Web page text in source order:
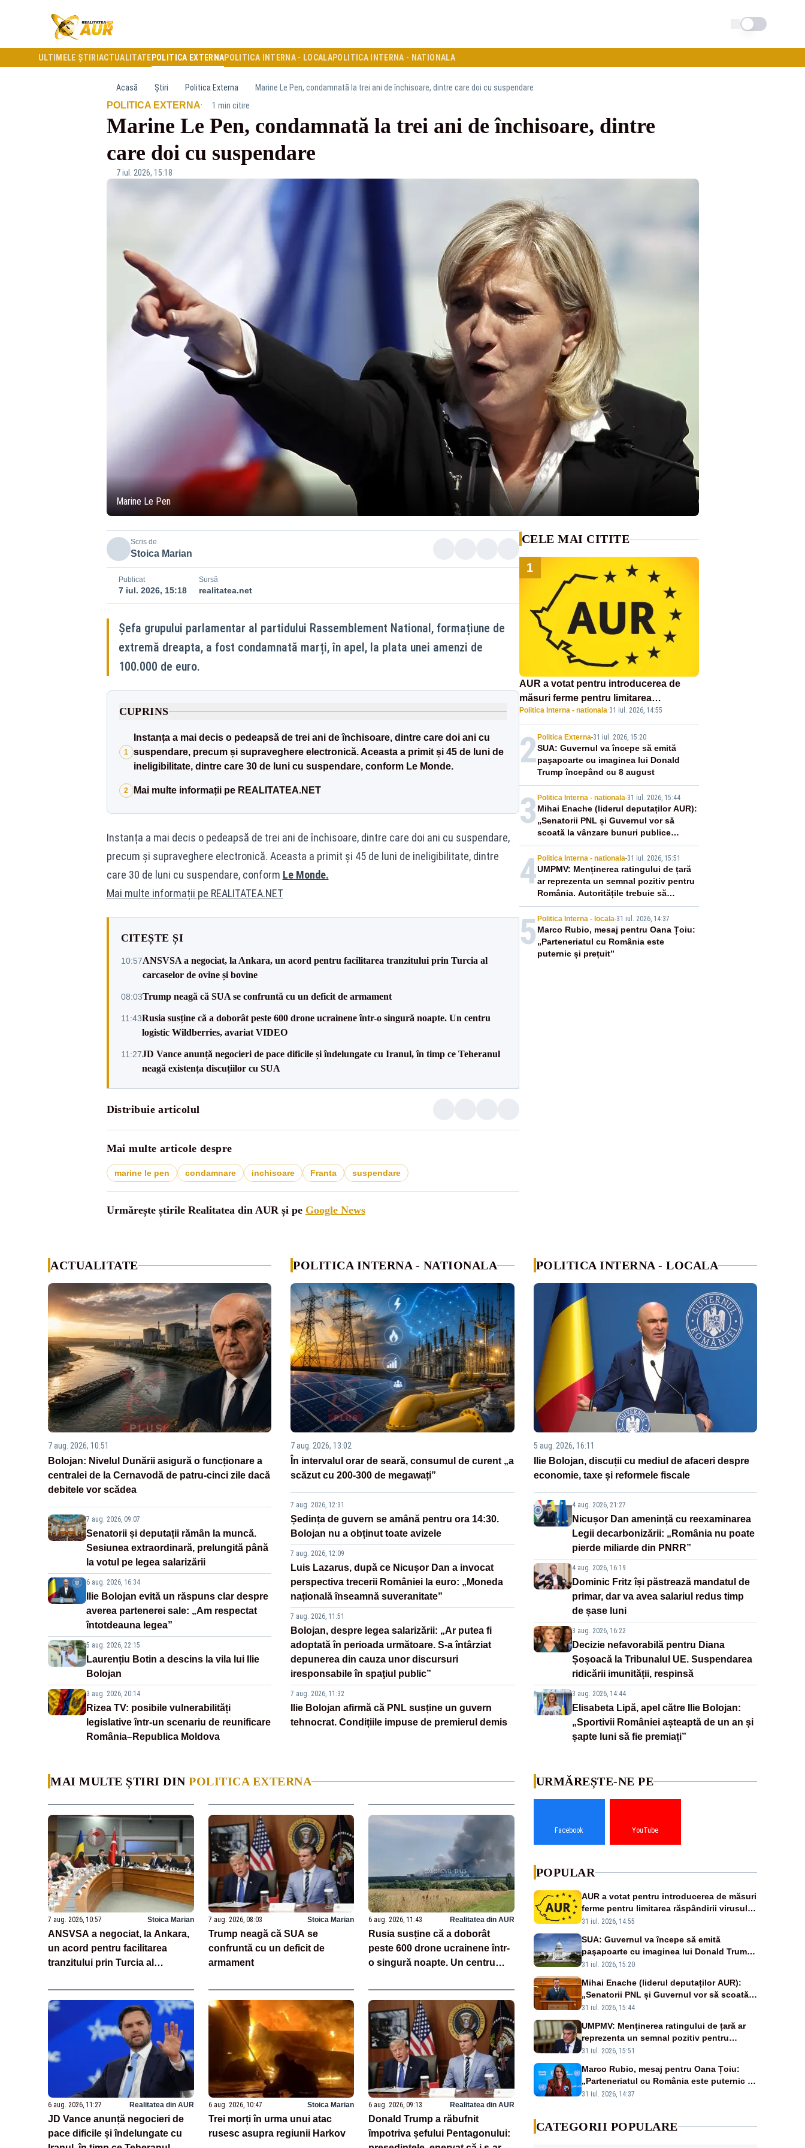
Schimba tema
ULTIMELE ȘTIRI ACTUALITATE POLITICA EXTERNAPOLITICA INTERNA - LOCALAPOLITICA INTERNA - NATIONALA
Acasă Știri Politica Externa Marine Le Pen, condamnată la trei ani de închisoare, dintre care doi cu suspendare
POLITICA EXTERNA· 1 min citire
Marine Le Pen, condamnată la trei ani de închisoare, dintre
care doi cu suspendare
7 iul. 2026, 15:18
Marine Le Pen
Scris de
Stoica Marian
Publicat
7 iul. 2026, 15:18
Sursă
realitatea.net
Șefa grupului parlamentar al partidului Rassemblement National, formațiune de
extremă dreapta, a fost condamnată marți, în apel, la plata unei amenzi de
100.000 de euro.
CUPRINS
1
Instanța a mai decis o pedeapsă de trei ani de închisoare, dintre care doi ani cu
suspendare, precum și supraveghere electronică. Aceasta a primit și 45 de luni de
ineligibilitate, dintre care 30 de luni cu suspendare, conform Le Monde.
2 Mai multe informații pe REALITATEA.NET
Instanța a mai decis o pedeapsă de trei ani de închisoare, dintre care doi ani cu suspendare,
precum și supraveghere electronică. Aceasta a primit și 45 de luni de ineligibilitate, dintre
care 30 de luni cu suspendare, conform Le Monde.
Mai multe informații pe REALITATEA.NET
CITEȘTE ȘI
10:57ANSVSA a negociat, la Ankara, un acord pentru facilitarea tranzitului prin Turcia al
carcaselor de ovine și bovine
08:03Trump neagă că SUA se confruntă cu un deficit de armament
11:43Rusia susține că a doborât peste 600 drone ucrainene într-o singură noapte. Un centru
logistic Wildberries, avariat VIDEO
11:27JD Vance anunță negocieri de pace dificile și îndelungate cu Iranul, în timp ce Teheranul
neagă existența discuțiilor cu SUA
Distribuie articolul
Mai multe articole despre
marine le pen condamnare inchisoare Franta suspendare
Urmărește știrile Realitatea din AUR și pe Google News
CELE MAI CITITE
1
AUR a votat pentru introducerea de
măsuri ferme pentru limitarea
răspândirii virusului pestei porcine
africane
Politica Interna - nationala·31 iul. 2026, 14:55
2 Politica Externa-31 iul. 2026, 15:20
SUA: Guvernul va începe să emită
paşapoarte cu imaginea lui Donald
Trump începând cu 8 august
3 Politica Interna - nationala-31 iul. 2026, 15:44
Mihai Enache (liderul deputaților AUR):
„Senatorii PNL și Guvernul vor să
scoată la vânzare bunuri publice
pentru a stinge datoriile pentru
vaccinurile Pfizer!”
4 Politica Interna - nationala-31 iul. 2026, 15:51
UMPMV: Menținerea ratingului de țară
ar reprezenta un semnal pozitiv pentru
România. Autoritățile trebuie să
continue consolidarea stabilității
economice și financiare
5 Politica Interna - locala-31 iul. 2026, 14:37
Marco Rubio, mesaj pentru Oana Țoiu:
„Parteneriatul cu România este
puternic și prețuit”
ACTUALITATE
7 aug. 2026, 10:51
Bolojan: Nivelul Dunării asigură o funcționare a
centralei de la Cernavodă de patru-cinci zile dacă
debitele vor scădea
7 aug. 2026, 09:07
Senatorii și deputații rămân la muncă.
Sesiunea extraordinară, prelungită până
la votul pe legea salarizării
6 aug. 2026, 16:34
Ilie Bolojan evită un răspuns clar despre
averea partenerei sale: „Am respectat
întotdeauna legea”
5 aug. 2026, 22:15
Laurențiu Botin a descins la vila lui Ilie
Bolojan
3 aug. 2026, 20:14
Rizea TV: posibile vulnerabilități
legislative într-un scenariu de reunificare
România–Republica Moldova
POLITICA INTERNA - NATIONALA
7 aug. 2026, 13:02
În intervalul orar de seară, consumul de curent „a
scăzut cu 200-300 de megawați”
7 aug. 2026, 12:31
Ședința de guvern se amână pentru ora 14:30.
Bolojan nu a obținut toate avizele
7 aug. 2026, 12:09
Luis Lazarus, după ce Nicușor Dan a invocat
perspectiva trecerii României la euro: „Moneda
națională înseamnă suveranitate”
7 aug. 2026, 11:51
Bolojan, despre legea salarizării: „Ar putea fi
adoptată în perioada următoare. S-a întârziat
depunerea din cauza unor discursuri
iresponsabile în spaţiul public”
7 aug. 2026, 11:32
Ilie Bolojan afirmă că PNL susține un guvern
tehnocrat. Condițiile impuse de premierul demis
POLITICA INTERNA - LOCALA
5 aug. 2026, 16:11
Ilie Bolojan, discuții cu mediul de afaceri despre
economie, taxe și reformele fiscale
4 aug. 2026, 21:27
Nicușor Dan amenință cu reexaminarea
Legii decarbonizării: „România nu poate
pierde miliarde din PNRR”
4 aug. 2026, 16:19
Dominic Fritz își păstrează mandatul de
primar, dar va avea salariul redus timp
de șase luni
3 aug. 2026, 16:22
Decizie nefavorabilă pentru Diana
Șoșoacă la Tribunalul UE. Suspendarea
ridicării imunității, respinsă
3 aug. 2026, 14:44
Elisabeta Lipă, apel către Ilie Bolojan:
„Sportivii României așteaptă de un an și
șapte luni să fie premiați”
MAI MULTE ȘTIRI DIN POLITICA EXTERNA
7 aug. 2026, 10:57 Stoica Marian
ANSVSA a negociat, la Ankara,
un acord pentru facilitarea
tranzitului prin Turcia al
7 aug. 2026, 08:03 Stoica Marian
Trump neagă că SUA se
confruntă cu un deficit de
armament
6 aug. 2026, 11:43 Realitatea din AUR
Rusia susține că a doborât
peste 600 drone ucrainene într-
o singură noapte. Un centru
VIDEO
6 aug. 2026, 11:27 Realitatea din AUR
JD Vance anunță negocieri de
pace dificile și îndelungate cu
6 aug. 2026, 10:47 Stoica Marian
Trei morți în urma unui atac
rusesc asupra regiunii Harkov
6 aug. 2026, 09:13 Realitatea din AUR
Donald Trump a răbufnit
împotriva șefului Pentagonului:
URMĂREȘTE-NE PE
Facebook YouTube
POPULAR
AUR a votat pentru introducerea de măsuri
ferme pentru limitarea răspândirii virusului
pestei porcine africane
31 iul. 2026, 14:55
SUA: Guvernul va începe să emită
paşapoarte cu imaginea lui Donald Trump
începând cu 8 august
31 iul. 2026, 15:20
Mihai Enache (liderul deputaților AUR):
„Senatorii PNL și Guvernul vor să scoată
la vânzare bunuri publice pentru a stinge
31 iul. 2026, 15:44
UMPMV: Menținerea ratingului de țară ar
reprezenta un semnal pozitiv pentru
România. Autoritățile trebuie să continue
financiare
31 iul. 2026, 15:51
Marco Rubio, mesaj pentru Oana Țoiu:
„Parteneriatul cu România este puternic și
prețuit”
31 iul. 2026, 14:37
CATEGORII POPULARE